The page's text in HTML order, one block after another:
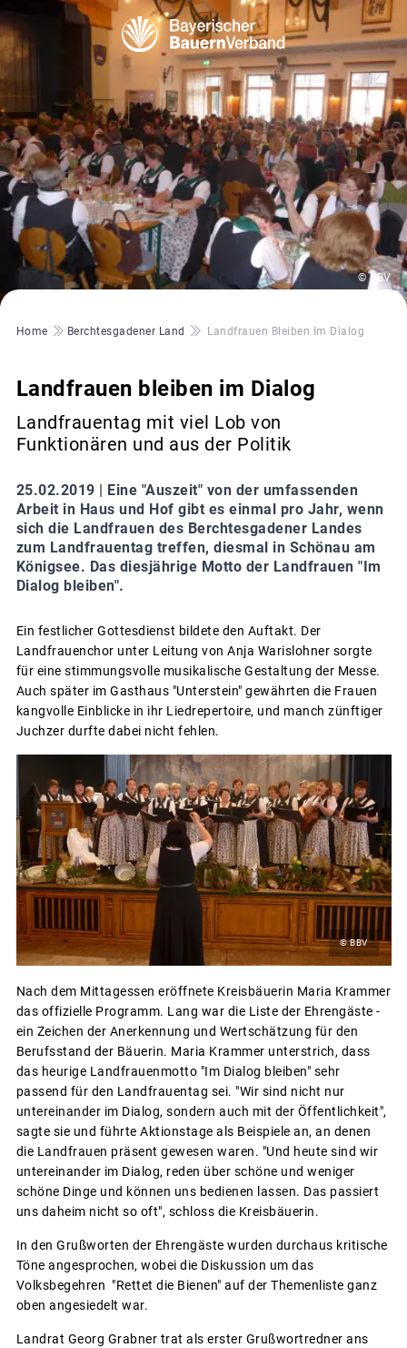
© BBV
Pfadnavigation
Home Berchtesgadener Land Landfrauen Bleiben Im Dialog
Landfrauen bleiben im Dialog
Landfrauentag mit viel Lob von
Funktionären und aus der Politik
25.02.2019 | Eine "Auszeit" von der umfassenden
Arbeit in Haus und Hof gibt es einmal pro Jahr, wenn
sich die Landfrauen des Berchtesgadener Landes
zum Landfrauentag treffen, diesmal in Schönau am
Königsee. Das diesjährige Motto der Landfrauen "Im
Dialog bleiben".
Ein festlicher Gottesdienst bildete den Auftakt. Der
Landfrauenchor unter Leitung von Anja Warislohner sorgte
für eine stimmungsvolle musikalische Gestaltung der Messe.
Auch später im Gasthaus "Unterstein" gewährten die Frauen
kangvolle Einblicke in ihr Liedrepertoire, und manch zünftiger
Juchzer durfte dabei nicht fehlen.
© BBV
Nach dem Mittagessen eröffnete Kreisbäuerin Maria Krammer
das offizielle Programm. Lang war die Liste der Ehrengäste -
ein Zeichen der Anerkennung und Wertschätzung für den
Berufsstand der Bäuerin. Maria Krammer unterstrich, dass
das heurige Landfrauenmotto "Im Dialog bleiben" sehr
passend für den Landfrauentag sei. "Wir sind nicht nur
untereinander im Dialog, sondern auch mit der Öffentlichkeit",
sagte sie und führte Aktionstage als Beispiele an, an denen
die Landfrauen präsent gewesen waren. "Und heute sind wir
untereinander im Dialog, reden über schöne und weniger
schöne Dinge und können uns bedienen lassen. Das passiert
uns daheim nicht so oft", schloss die Kreisbäuerin.
In den Grußworten der Ehrengäste wurden durchaus kritische
Töne angesprochen, wobei die Diskussion um das
Volksbegehren "Rettet die Bienen" auf der Themenliste ganz
oben angesiedelt war.
Landrat Georg Grabner trat als erster Grußwortredner ans